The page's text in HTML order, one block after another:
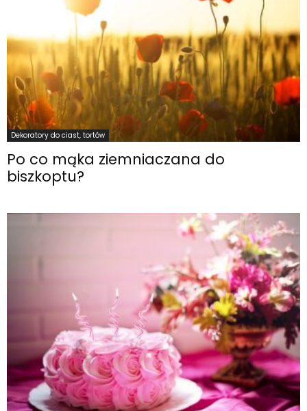
Dekoratory do ciast, tortów
Po co mąka ziemniaczana do
biszkoptu?